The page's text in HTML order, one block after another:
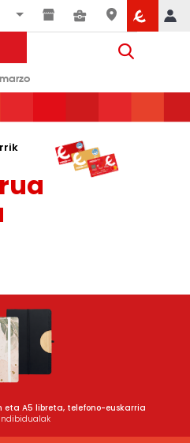
A5 libreta, telefono-euskarria